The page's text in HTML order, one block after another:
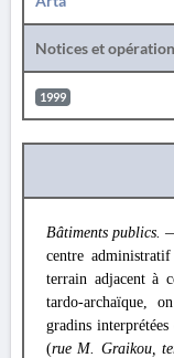
Notices et
1999
Bâtiments publics.
centre
terrain adjacent à
tardo-archaïque,
gradins
(rue M. Graikou,